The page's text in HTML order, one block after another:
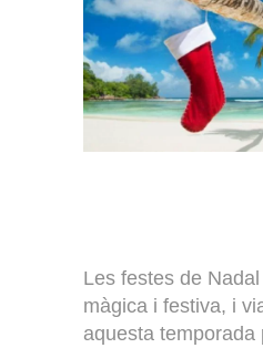
Les festes de
màgica i festiva, i
aquesta temporada